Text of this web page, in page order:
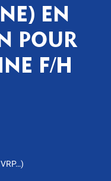
EN
POUR
F/H